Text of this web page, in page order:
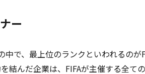
ー
中で、最上位のランクといわれるのが
結んだ企業は、FIFAが主催する全て